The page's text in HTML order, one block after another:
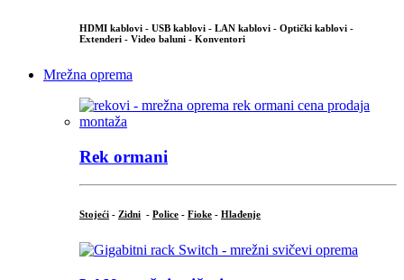
HDMI kablovi - USB kablovi - LAN kablovi - Optički kablovi -
Extenderi - Video baluni - Konventori
Mrežna oprema
Rek ormani
Stojeći - Zidni - Police - Fioke - Hlađenje